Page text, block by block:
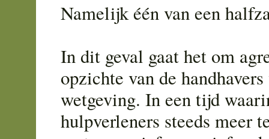
Namelijk één van een
In dit geval gaat het om
opzichte van de
wetgeving. In een tijd
hulpverleners steeds meer